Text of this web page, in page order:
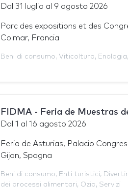
Dal 31 luglio al 9 agosto 2026
Parc des expositions et des
Colmar, Francia
Beni di consumo, Viticoltura, Enologia,
FIDMA - Feria de Muestras
Dal 1 al 16 agosto 2026
Feria de Asturias, Palacio
Gijon, Spagna
Beni di consumo, Enti turistici,
dei processi alimentari, Ozio, Servizi